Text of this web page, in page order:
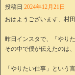
投稿日 2024年12月21日
おはようございます、村
昨日インスタで、「やり
その中で僕が伝えたのは
「やりたい仕事」という